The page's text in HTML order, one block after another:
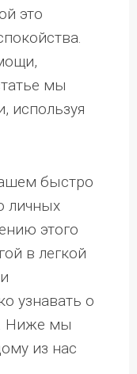
это
мы
используя
быстро
личных
этого
в легкой
узнавать о
Ниже мы
из нас